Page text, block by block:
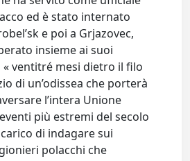
ed è stato internato
e poi a Grjazovec,
insieme ai suoi
ventitré mesi dietro il filo
di un’odissea che porterà
l’intera Unione
più estremi del secolo
di indagare sui
polacchi che